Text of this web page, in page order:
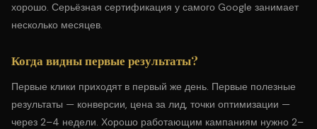
хорошо. Серьёзная сертификация у самого Google занимает
несколько месяцев.
Когда видны первые результаты?
Первые клики приходят в первый же день. Первые полезные
результаты — конверсии, цена за лид, точки оптимизации —
через 2–4 недели. Хорошо работающим кампаниям нужно 2–